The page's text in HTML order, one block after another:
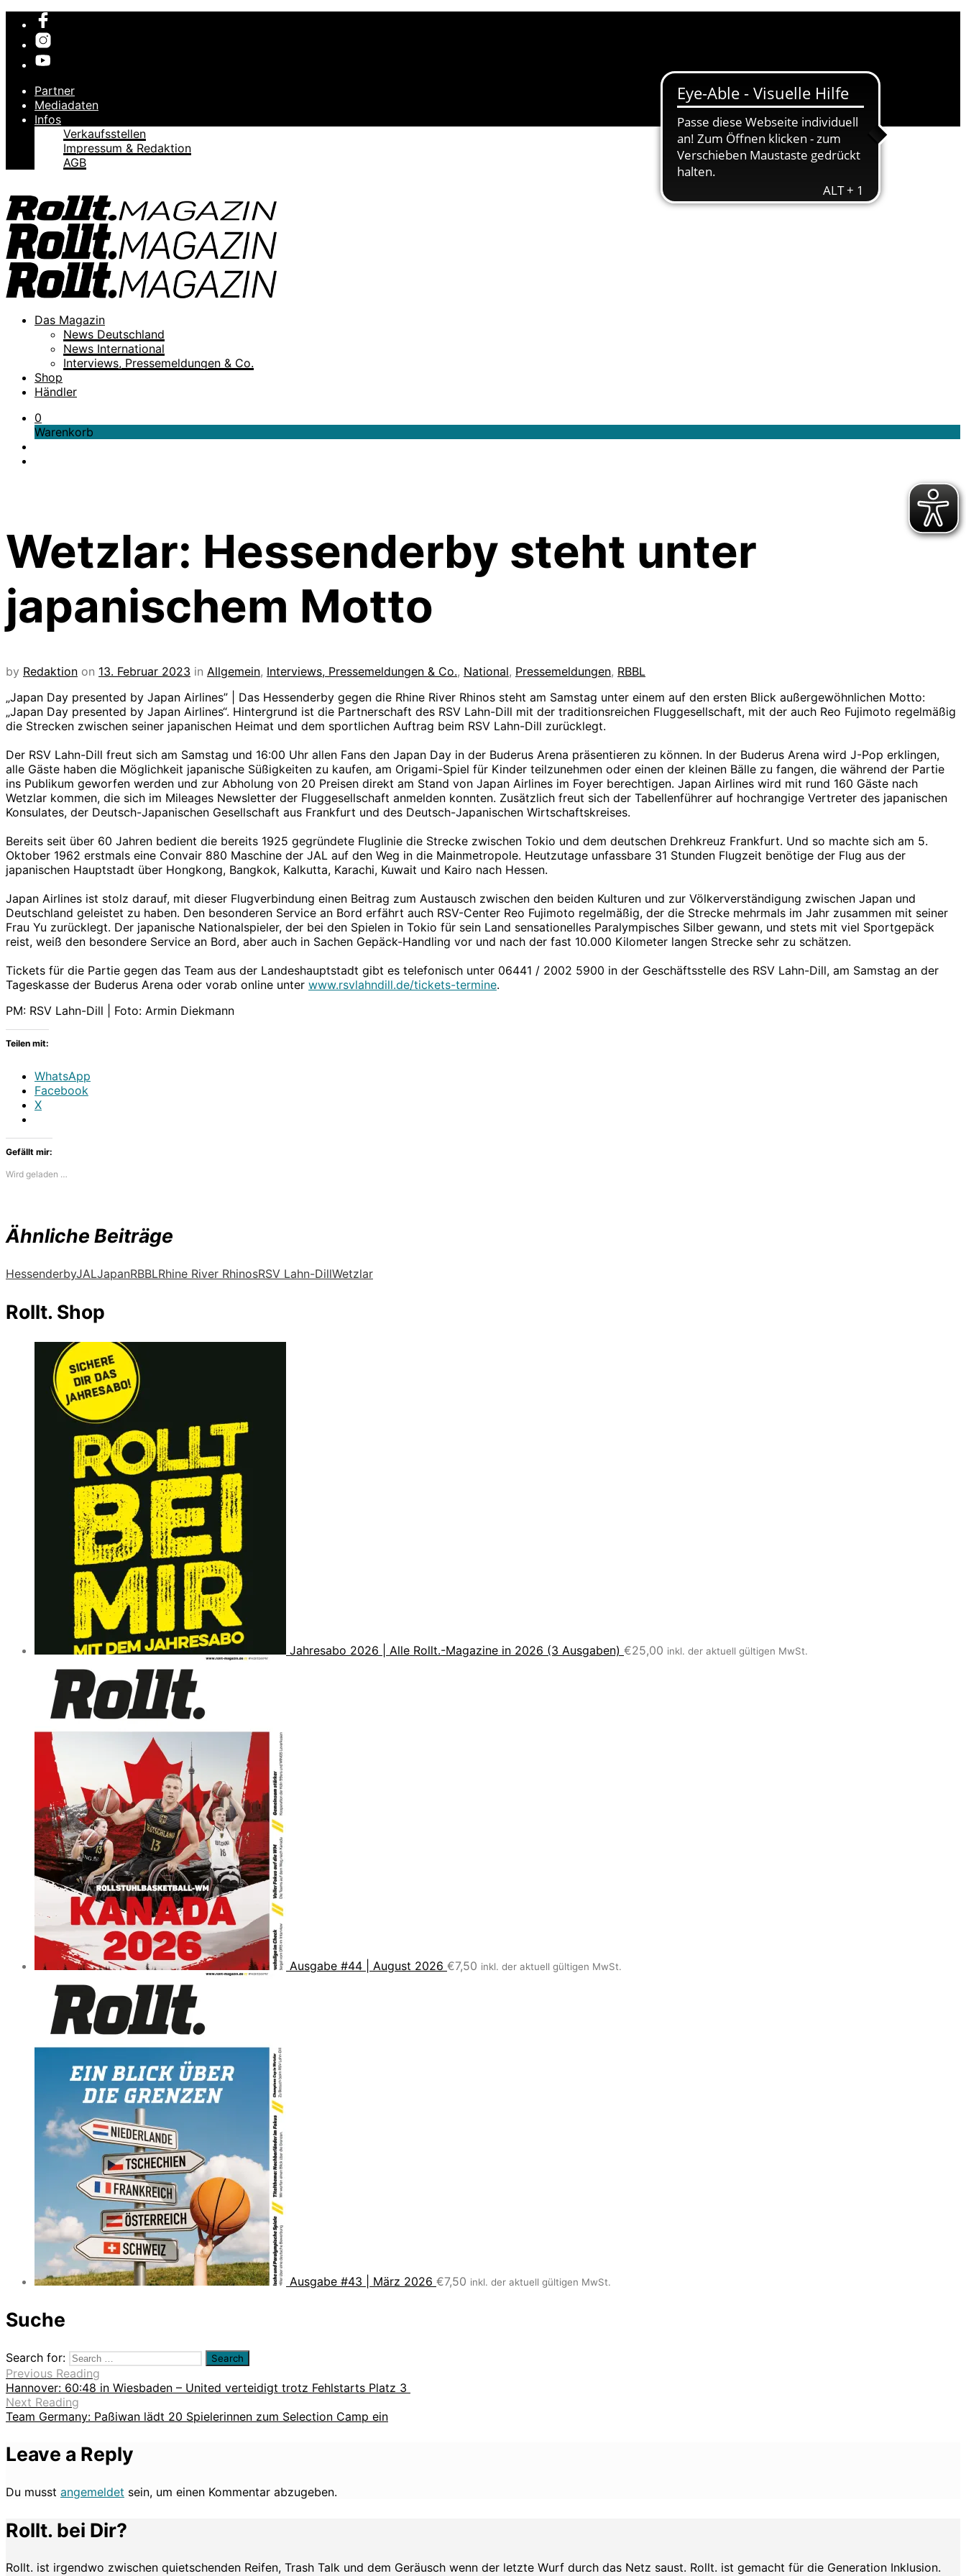
Partner
Mediadaten
Infos
Verkaufsstellen
Impressum & Redaktion
AGB
Das Magazin
News Deutschland
News International
Interviews, Pressemeldungen & Co.
Shop
Händler
0
Warenkorb
Wetzlar: Hessenderby steht unter
japanischem Motto
by Redaktion on 13. Februar 2023 in Allgemein, Interviews, Pressemeldungen & Co., National, Pressemeldungen, RBBL
„Japan Day presented by Japan Airlines” | Das Hessenderby gegen die Rhine River Rhinos steht am Samstag unter einem auf den ersten Blick außergewöhnlichen Motto:
„Japan Day presented by Japan Airlines“. Hintergrund ist die Partnerschaft des RSV Lahn-Dill mit der traditionsreichen Fluggesellschaft, mit der auch Reo Fujimoto regelmäßig
die Strecken zwischen seiner japanischen Heimat und dem sportlichen Auftrag beim RSV Lahn-Dill zurücklegt.
Der RSV Lahn-Dill freut sich am Samstag und 16:00 Uhr allen Fans den Japan Day in der Buderus Arena präsentieren zu können. In der Buderus Arena wird J-Pop erklingen,
alle Gäste haben die Möglichkeit japanische Süßigkeiten zu kaufen, am Origami-Spiel für Kinder teilzunehmen oder einen der kleinen Bälle zu fangen, die während der Partie
ins Publikum geworfen werden und zur Abholung von 20 Preisen direkt am Stand von Japan Airlines im Foyer berechtigen. Japan Airlines wird mit rund 160 Gäste nach
Wetzlar kommen, die sich im Mileages Newsletter der Fluggesellschaft anmelden konnten. Zusätzlich freut sich der Tabellenführer auf hochrangige Vertreter des japanischen
Konsulates, der Deutsch-Japanischen Gesellschaft aus Frankfurt und des Deutsch-Japanischen Wirtschaftskreises.
Bereits seit über 60 Jahren bedient die bereits 1925 gegründete Fluglinie die Strecke zwischen Tokio und dem deutschen Drehkreuz Frankfurt. Und so machte sich am 5.
Oktober 1962 erstmals eine Convair 880 Maschine der JAL auf den Weg in die Mainmetropole. Heutzutage unfassbare 31 Stunden Flugzeit benötige der Flug aus der
japanischen Hauptstadt über Hongkong, Bangkok, Kalkutta, Karachi, Kuwait und Kairo nach Hessen.
Japan Airlines ist stolz darauf, mit dieser Flugverbindung einen Beitrag zum Austausch zwischen den beiden Kulturen und zur Völkerverständigung zwischen Japan und
Deutschland geleistet zu haben. Den besonderen Service an Bord erfährt auch RSV-Center Reo Fujimoto regelmäßig, der die Strecke mehrmals im Jahr zusammen mit seiner
Frau Yu zurücklegt. Der japanische Nationalspieler, der bei den Spielen in Tokio für sein Land sensationelles Paralympisches Silber gewann, und stets mit viel Sportgepäck
reist, weiß den besondere Service an Bord, aber auch in Sachen Gepäck-Handling vor und nach der fast 10.000 Kilometer langen Strecke sehr zu schätzen.
Tickets für die Partie gegen das Team aus der Landeshauptstadt gibt es telefonisch unter 06441 / 2002 5900 in der Geschäftsstelle des RSV Lahn-Dill, am Samstag an der
Tageskasse der Buderus Arena oder vorab online unter www.rsvlahndill.de/tickets-termine.
PM: RSV Lahn-Dill | Foto: Armin Diekmann
Teilen mit:
WhatsApp
Facebook
X
Gefällt mir:
Wird geladen …
Ähnliche Beiträge
HessenderbyJALJapanRBBLRhine River RhinosRSV Lahn-DillWetzlar
Rollt. Shop
Jahresabo 2026 | Alle Rollt.-Magazine in 2026 (3 Ausgaben) €25,00 inkl. der aktuell gültigen MwSt.
Ausgabe #44 | August 2026 €7,50 inkl. der aktuell gültigen MwSt.
Ausgabe #43 | März 2026 €7,50 inkl. der aktuell gültigen MwSt.
Suche
Search for:
Previous Reading
Hannover: 60:48 in Wiesbaden – United verteidigt trotz Fehlstarts Platz 3
Next Reading
Team Germany: Paßiwan lädt 20 Spielerinnen zum Selection Camp ein
Leave a Reply
Du musst angemeldet sein, um einen Kommentar abzugeben.
Rollt. bei Dir?
Rollt. ist irgendwo zwischen quietschenden Reifen, Trash Talk und dem Geräusch wenn der letzte Wurf durch das Netz saust. Rollt. ist gemacht für die Generation Inklusion.